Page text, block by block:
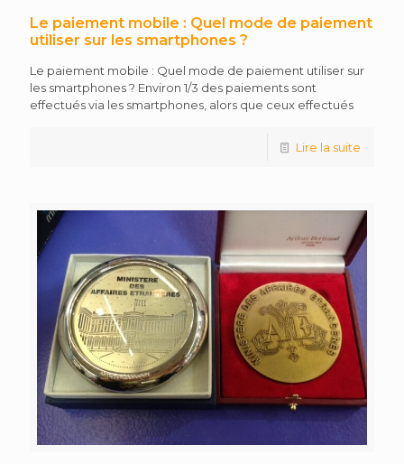
Le paiement mobile : Quel mode de paiement
utiliser sur les smartphones ?
Le paiement mobile : Quel mode de paiement utiliser sur
les smartphones ? Environ 1/3 des paiements sont
effectués via les smartphones, alors que ceux effectués
Lire la suite